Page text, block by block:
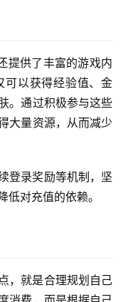
提供了丰富的游戏内
可以获得经验值、金
。通过积极参与这些
大量资源，从而减少
登录奖励等机制，坚
对充值的依赖。
，就是合理规划自己